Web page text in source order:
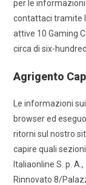
per le
contattaci tramite
attive 10 Gaming
circa di six-
Agrigento
Le informazioni
browser ed
ritorni sul nostro
capire quali
Italiaonline S. p.
Rinnovato 8/